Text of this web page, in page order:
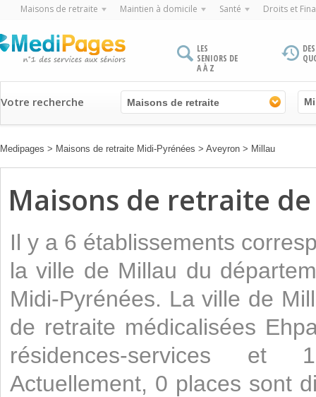
Maisons de retraite Maintien à domicile Santé Droits et
LES
SENIORS DE
A À Z
Votre recherche Maisons de retraite
Medipages > Maisons de retraite Midi-Pyrénées > Aveyron > Millau
Maisons de retraite
Il y a 6 établissements
la ville de Millau du
Midi-Pyrénées. La ville de
de retraite médicalisées
résidences-services
Actuellement, 0 places sont